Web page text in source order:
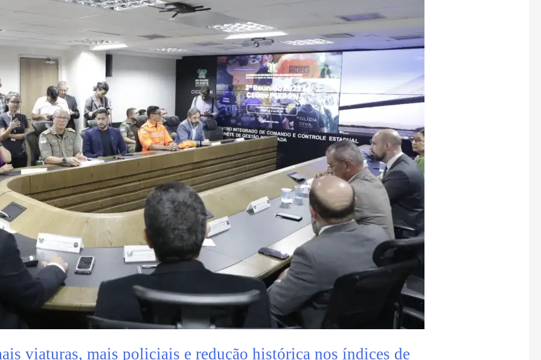
viaturas, mais policiais e redução histórica nos índices de